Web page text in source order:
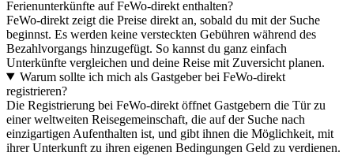
Ferienunterkünfte auf FeWo-direkt enthalten?
FeWo-direkt zeigt die Preise direkt an, sobald du mit der Suche
beginnst. Es werden keine versteckten Gebühren während des
Bezahlvorgangs hinzugefügt. So kannst du ganz einfach
Unterkünfte vergleichen und deine Reise mit Zuversicht planen.
Warum sollte ich mich als Gastgeber bei FeWo-direkt
registrieren?
Die Registrierung bei FeWo-direkt öffnet Gastgebern die Tür zu
einer weltweiten Reisegemeinschaft, die auf der Suche nach
einzigartigen Aufenthalten ist, und gibt ihnen die Möglichkeit, mit
ihrer Unterkunft zu ihren eigenen Bedingungen Geld zu verdienen.